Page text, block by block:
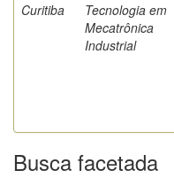
Curitiba
Tecnologia em
Mecatrônica
Industrial
Busca facetada